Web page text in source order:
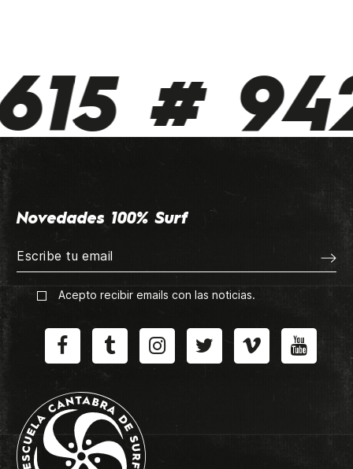
#
Novedades 100% Surf
Acepto recibir emails con las noticias.